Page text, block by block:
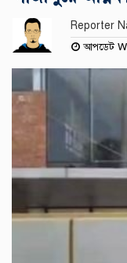
Reporter
আপডেট